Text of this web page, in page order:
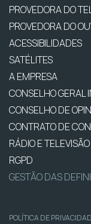
PROVEDORA DO
PROVEDORA DO
ACESSIBILIDADES
SATÉLITES
A EMPRESA
CONSELHO GERAL
CONSELHO DE
CONTRATO DE
RÁDIO E TELEVISÃO
RGPD
GESTÃO DAS
POLÍTICA DE